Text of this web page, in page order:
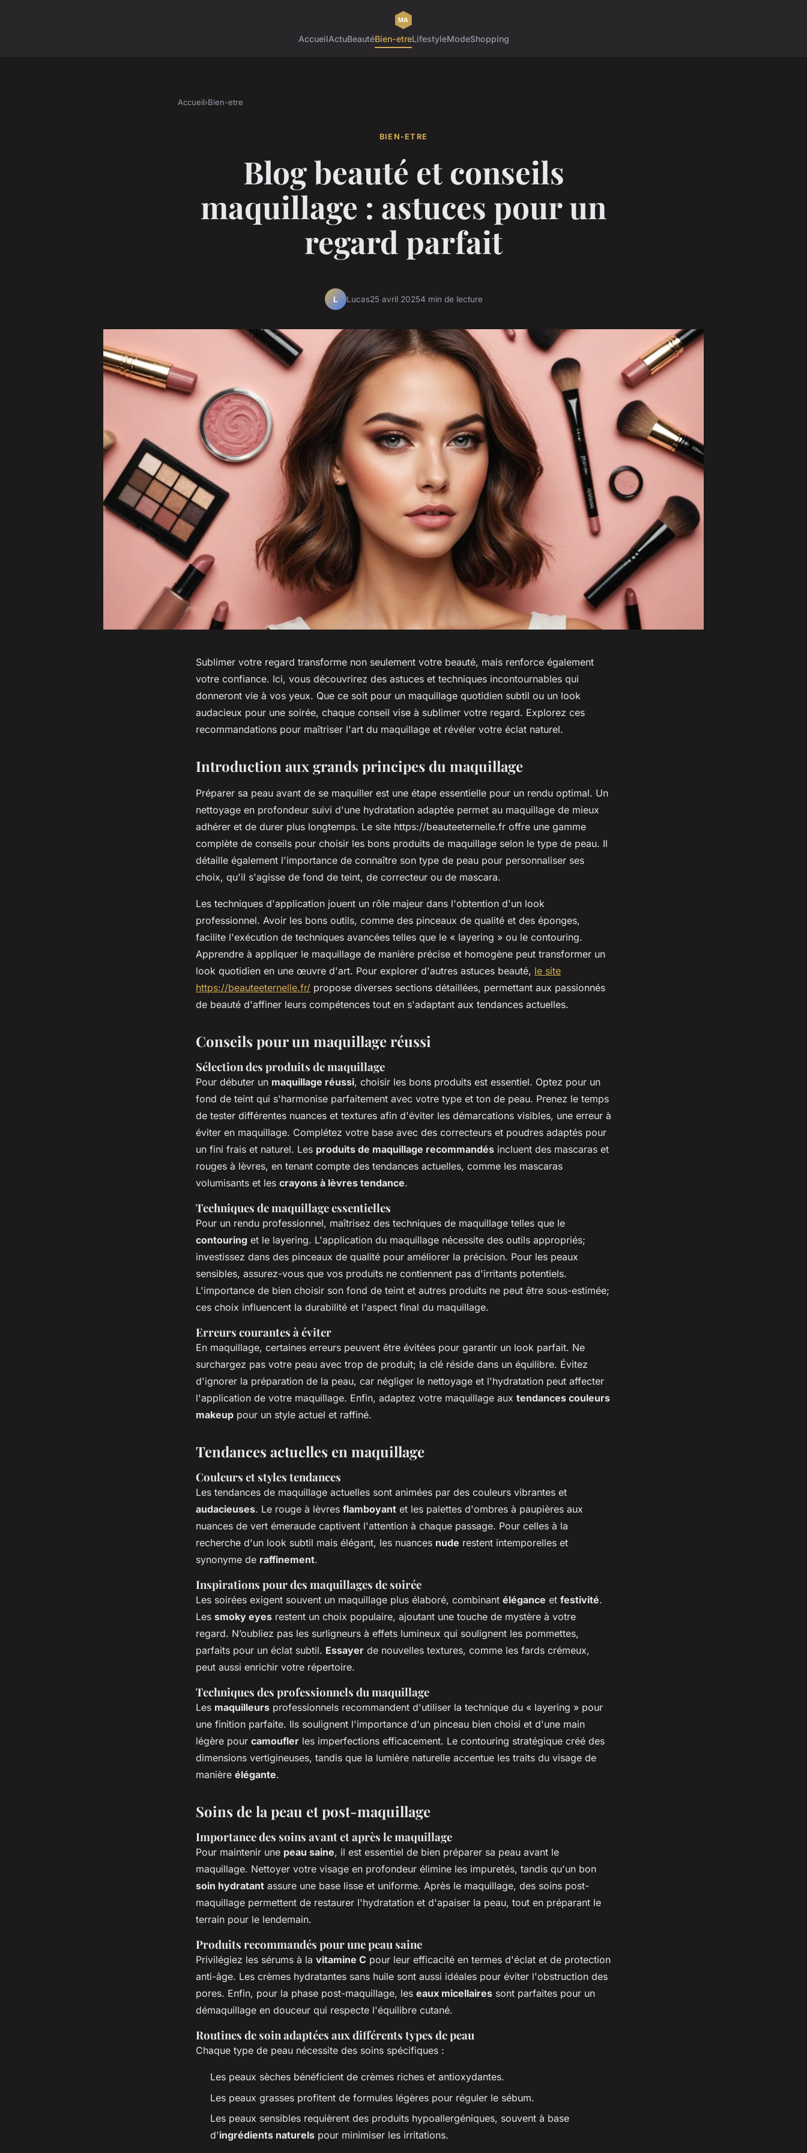
AccueilActuBeautéBien-etreLifestyleModeShopping
Accueil›Bien-etre
BIEN-ETRE
Blog beauté et conseils
maquillage : astuces pour un
regard parfait
L Lucas25 avril 20254 min de lecture
Sublimer votre regard transforme non seulement votre beauté, mais renforce également
votre confiance. Ici, vous découvrirez des astuces et techniques incontournables qui
donneront vie à vos yeux. Que ce soit pour un maquillage quotidien subtil ou un look
audacieux pour une soirée, chaque conseil vise à sublimer votre regard. Explorez ces
recommandations pour maîtriser l'art du maquillage et révéler votre éclat naturel.
Introduction aux grands principes du maquillage
Préparer sa peau avant de se maquiller est une étape essentielle pour un rendu optimal. Un
nettoyage en profondeur suivi d'une hydratation adaptée permet au maquillage de mieux
adhérer et de durer plus longtemps. Le site https://beauteeternelle.fr offre une gamme
complète de conseils pour choisir les bons produits de maquillage selon le type de peau. Il
détaille également l'importance de connaître son type de peau pour personnaliser ses
choix, qu'il s'agisse de fond de teint, de correcteur ou de mascara.
Les techniques d'application jouent un rôle majeur dans l'obtention d'un look
professionnel. Avoir les bons outils, comme des pinceaux de qualité et des éponges,
facilite l'exécution de techniques avancées telles que le « layering » ou le contouring.
Apprendre à appliquer le maquillage de manière précise et homogène peut transformer un
look quotidien en une œuvre d'art. Pour explorer d'autres astuces beauté, le site
https://beauteeternelle.fr/ propose diverses sections détaillées, permettant aux passionnés
de beauté d'affiner leurs compétences tout en s'adaptant aux tendances actuelles.
Conseils pour un maquillage réussi
Sélection des produits de maquillage
Pour débuter un maquillage réussi, choisir les bons produits est essentiel. Optez pour un
fond de teint qui s'harmonise parfaitement avec votre type et ton de peau. Prenez le temps
de tester différentes nuances et textures afin d'éviter les démarcations visibles, une erreur à
éviter en maquillage. Complétez votre base avec des correcteurs et poudres adaptés pour
un fini frais et naturel. Les produits de maquillage recommandés incluent des mascaras et
rouges à lèvres, en tenant compte des tendances actuelles, comme les mascaras
volumisants et les crayons à lèvres tendance.
Techniques de maquillage essentielles
Pour un rendu professionnel, maîtrisez des techniques de maquillage telles que le
contouring et le layering. L'application du maquillage nécessite des outils appropriés;
investissez dans des pinceaux de qualité pour améliorer la précision. Pour les peaux
sensibles, assurez-vous que vos produits ne contiennent pas d'irritants potentiels.
L'importance de bien choisir son fond de teint et autres produits ne peut être sous-estimée;
ces choix influencent la durabilité et l'aspect final du maquillage.
Erreurs courantes à éviter
En maquillage, certaines erreurs peuvent être évitées pour garantir un look parfait. Ne
surchargez pas votre peau avec trop de produit; la clé réside dans un équilibre. Évitez
d'ignorer la préparation de la peau, car négliger le nettoyage et l'hydratation peut affecter
l'application de votre maquillage. Enfin, adaptez votre maquillage aux tendances couleurs
makeup pour un style actuel et raffiné.
Tendances actuelles en maquillage
Couleurs et styles tendances
Les tendances de maquillage actuelles sont animées par des couleurs vibrantes et
audacieuses. Le rouge à lèvres flamboyant et les palettes d'ombres à paupières aux
nuances de vert émeraude captivent l'attention à chaque passage. Pour celles à la
recherche d'un look subtil mais élégant, les nuances nude restent intemporelles et
synonyme de raffinement.
Inspirations pour des maquillages de soirée
Les soirées exigent souvent un maquillage plus élaboré, combinant élégance et festivité.
Les smoky eyes restent un choix populaire, ajoutant une touche de mystère à votre
regard. N’oubliez pas les surligneurs à effets lumineux qui soulignent les pommettes,
parfaits pour un éclat subtil. Essayer de nouvelles textures, comme les fards crémeux,
peut aussi enrichir votre répertoire.
Techniques des professionnels du maquillage
Les maquilleurs professionnels recommandent d'utiliser la technique du « layering » pour
une finition parfaite. Ils soulignent l'importance d'un pinceau bien choisi et d'une main
légère pour camoufler les imperfections efficacement. Le contouring stratégique créé des
dimensions vertigineuses, tandis que la lumière naturelle accentue les traits du visage de
manière élégante.
Soins de la peau et post-maquillage
Importance des soins avant et après le maquillage
Pour maintenir une peau saine, il est essentiel de bien préparer sa peau avant le
maquillage. Nettoyer votre visage en profondeur élimine les impuretés, tandis qu'un bon
soin hydratant assure une base lisse et uniforme. Après le maquillage, des soins post-
maquillage permettent de restaurer l'hydratation et d'apaiser la peau, tout en préparant le
terrain pour le lendemain.
Produits recommandés pour une peau saine
Privilégiez les sérums à la vitamine C pour leur efficacité en termes d'éclat et de protection
anti-âge. Les crèmes hydratantes sans huile sont aussi idéales pour éviter l'obstruction des
pores. Enfin, pour la phase post-maquillage, les eaux micellaires sont parfaites pour un
démaquillage en douceur qui respecte l'équilibre cutané.
Routines de soin adaptées aux différents types de peau
Chaque type de peau nécessite des soins spécifiques :
Les peaux sèches bénéficient de crèmes riches et antioxydantes.
Les peaux grasses profitent de formules légères pour réguler le sébum.
Les peaux sensibles requièrent des produits hypoallergéniques, souvent à base
d'ingrédients naturels pour minimiser les irritations.